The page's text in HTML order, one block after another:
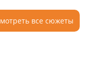
все сюжеты